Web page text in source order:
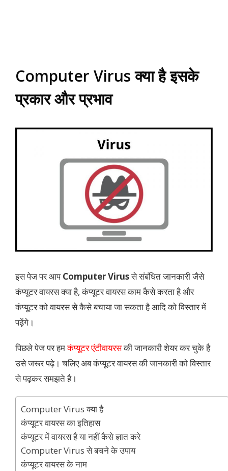
Computer Virus क्या है इसके
प्रकार और प्रभाव
इस पेज पर आपComputer Virusसे संबंधित जानकारी जैसे
कंप्यूटर वायरस क्या है, कंप्यूटर वायरस काम कैसे करता है और
कंप्यूटर को वायरस से कैसे बचाया जा सकता है आदि को विस्तार में
पढ़ेंगे।
पिछले पेज पर हमकंप्यूटर एंटीवायरसकी जानकारी शेयर कर चुके है
उसे जरूर पढ़े। चलिए अब कंप्यूटर वायरस की जानकारी को विस्तार
से पढ़कर समझते है।
Computer Virus क्या है
कंप्यूटर वायरस का इतिहास
कंप्यूटर में वायरस है या नहीं कैसे ज्ञात करे
Computer Virus से बचने के उपाय
कंप्यूटर वायरस के नाम